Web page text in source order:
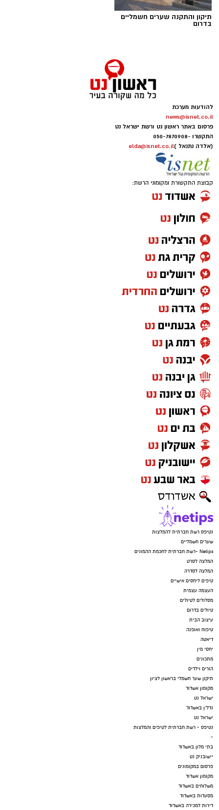
יש לכם מידע חשוב שטרם נחשף? צילומים מאירוע
חדשותי? מצאתם טעות בכתבה? נשמח שתשתפו
אותנו
תיקון והתקנה שערים חשמליים
בדרום
להודעות מערכת
news@isnet.co.il
פרסום באתר ראשון נט ורשת ישראל נט
התקשרו -050-7870908
(אלדה נתנאל )elda@isnet.co.il
קבוצת התקשורת ומקומוני הרשת:
נטיפס רשת חברתית להמלצות
שערים חשמליים
Netips -רשת חברתית לחכמת ההמונים
המלצה לסרט
המלצה לסדרה
טיפים ליחסים אישיים
העצמה עצמית
מסלולים לטיולים
טיולים בדרום
עיצוב הבית
טיפוח ואופנה
דיאטה
יחסי מין
מתכונים
הורים וילדים
תיקון שער חשמלי בראשון לציון
מקומון אשדוד
ישראל נט
נדל"ן באשדוד
ישראל נט
נטיפס - רשת חברתית לטיפים והמלצות
-
בתי מלון באשדוד
יישובניק נט
פרסום במקומונים
מקומון אשדוד
משלוחים באשדוד
מסעדות באשדוד
דירות למכירה באשדוד